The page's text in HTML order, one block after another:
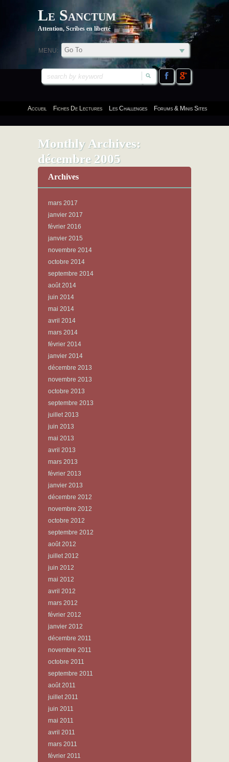
Le Sanctum
Attention, Scribes en liberté
MENU:
Accueil Fiches De Lectures Les Challenges Forums & Minis Sites
Monthly Archives:
décembre 2005
Archives
mars 2017
janvier 2017
février 2016
janvier 2015
novembre 2014
octobre 2014
septembre 2014
août 2014
juin 2014
mai 2014
avril 2014
mars 2014
février 2014
janvier 2014
décembre 2013
novembre 2013
octobre 2013
septembre 2013
juillet 2013
juin 2013
mai 2013
avril 2013
mars 2013
février 2013
janvier 2013
décembre 2012
novembre 2012
octobre 2012
septembre 2012
août 2012
juillet 2012
juin 2012
mai 2012
avril 2012
mars 2012
février 2012
janvier 2012
décembre 2011
novembre 2011
octobre 2011
septembre 2011
août 2011
juillet 2011
juin 2011
mai 2011
avril 2011
mars 2011
février 2011